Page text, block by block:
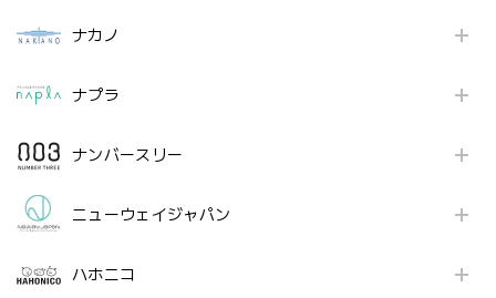
ナカノ
ナプラ
ナンバースリー
ニューウェイジャパン
ハホニコ